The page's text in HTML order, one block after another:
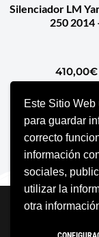
Este Sitio
para guardar
correcto
información
sociales,
utilizar la
otra
Silenciador LM
250 2014
410,00€
SELECCIONAR
Neve |